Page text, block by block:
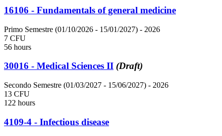
16106 - Fundamentals of general medicine
Primo Semestre (01/10/2026 - 15/01/2027) - 2026
7 CFU
56 hours
30016 - Medical Sciences II (Draft)
Secondo Semestre (01/03/2027 - 15/06/2027) - 2026
13 CFU
122 hours
4109-4 - Infectious disease